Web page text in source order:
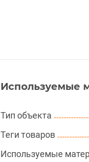
Используемые
Тип объекта
Теги товаров
Используемые